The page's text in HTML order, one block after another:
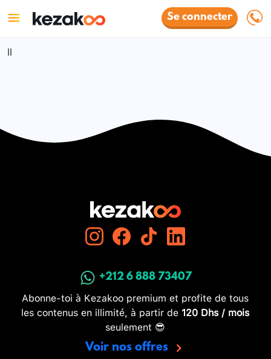
Se connecter
ll
+212 6 888 73407
Abonne-toi à Kezakoo premium et profite de tous
les contenus en illimité, à partir de 120 Dhs / mois
seulement 😎
Voir nos offres